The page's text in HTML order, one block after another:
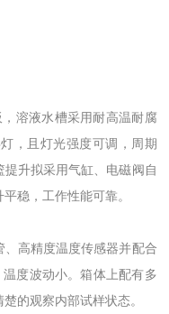
溶液水槽采用耐高温耐腐
，且灯光强度可调，周期
升拟采用气缸、电磁阀自
稳，工作性能可靠。
高精度温度传感器并配合
度波动小。箱体上配有多
的观察内部试样状态。